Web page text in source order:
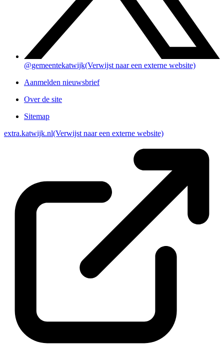
@gemeentekatwijk(Verwijst naar een externe website)
Aanmelden nieuwsbrief
Over de site
Sitemap
extra.katwijk.nl(Verwijst naar een externe website)